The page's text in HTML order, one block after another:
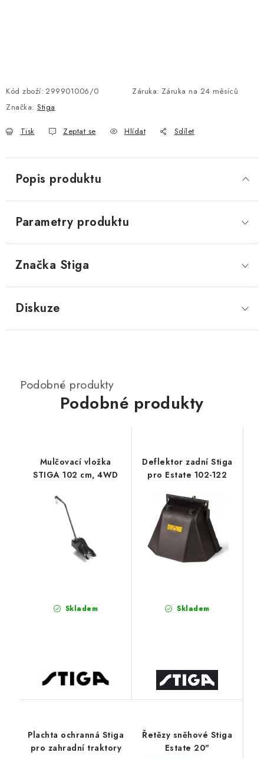
Kód zboží: 299901006/0 Záruka: Záruka na 24 měsíců
Značka: Stiga
Tisk Zeptat se Hlídat Sdílet
Popis produktu
Parametry produktu
Značka Stiga
Diskuze
Podobné produkty
Mulčovací vložka
STIGA 102 cm, 4WD
Skladem
Deflektor zadní Stiga
pro Estate 102-122
Skladem
Plachta ochranná Stiga
pro zahradní traktory
Řetězy sněhové Stiga
Estate 20"